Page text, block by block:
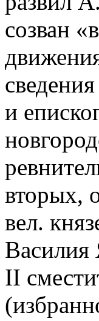
созван
и
вторых,
вел.
Василия
II